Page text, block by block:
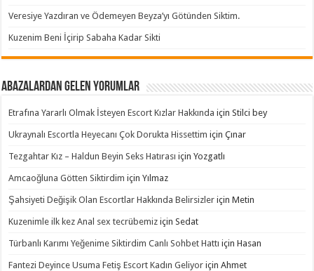
Veresiye Yazdıran ve Ödemeyen Beyza’yı Götünden Siktim.
Kuzenim Beni İçirip Sabaha Kadar Sikti
Abazalardan Gelen Yorumlar
Etrafına Yararlı Olmak İsteyen Escort Kızlar Hakkında içinStilci bey
Ukraynalı Escortla Heyecanı Çok Dorukta Hissettim içinÇınar
Tezgahtar Kız – Haldun Beyin Seks Hatırası içinYozgatlı
Amcaoğluna Götten Siktirdim içinYılmaz
Şahsiyeti Değişik Olan Escortlar Hakkında Belirsizler içinMetin
Kuzenimle ilk kez Anal sex tecrübemiz içinSedat
Türbanlı Karımı Yeğenime Siktirdim Canlı Sohbet Hattı içinHasan
Fantezi Deyince Usuma Fetiş Escort Kadın Geliyor içinAhmet